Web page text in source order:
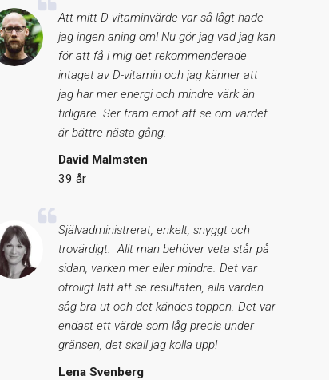
Att mitt D-vitaminvärde var så lågt hade
jag ingen aning om! Nu gör jag vad jag kan
för att få i mig det rekommenderade
intaget av D-vitamin och jag känner att
jag har mer energi och mindre värk än
tidigare. Ser fram emot att se om värdet
är bättre nästa gång.
David Malmsten
39 år
Självadministrerat, enkelt, snyggt och
trovärdigt. Allt man behöver veta står på
sidan, varken mer eller mindre. Det var
otroligt lätt att se resultaten, alla värden
såg bra ut och det kändes toppen. Det var
endast ett värde som låg precis under
gränsen, det skall jag kolla upp!
Lena Svenberg